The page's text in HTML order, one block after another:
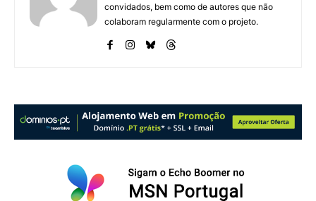
convidados, bem como de autores que não
colaboram regularmente com o projeto.